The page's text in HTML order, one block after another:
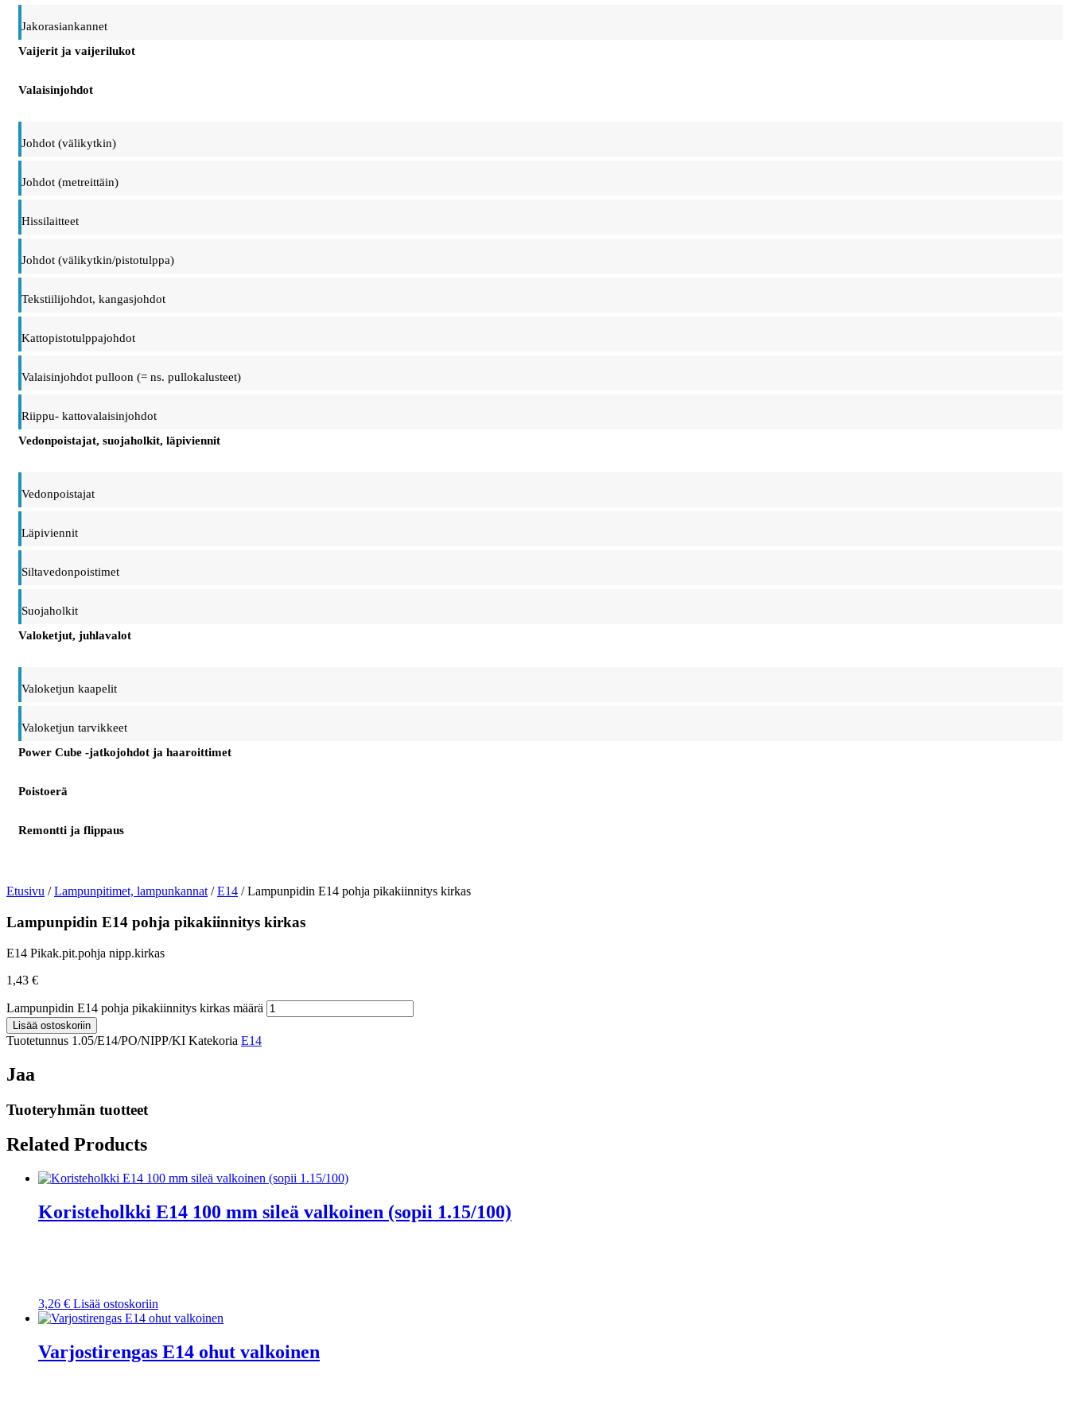
Jakorasiankannet
Vaijerit ja vaijerilukot
Valaisinjohdot
Johdot (välikytkin)
Johdot (metreittäin)
Hissilaitteet
Johdot (välikytkin/pistotulppa)
Tekstiilijohdot, kangasjohdot
Kattopistotulppajohdot
Valaisinjohdot pulloon (= ns. pullokalusteet)
Riippu- kattovalaisinjohdot
Vedonpoistajat, suojaholkit, läpiviennit
Vedonpoistajat
Läpiviennit
Siltavedonpoistimet
Suojaholkit
Valoketjut, juhlavalot
Valoketjun kaapelit
Valoketjun tarvikkeet
Power Cube -jatkojohdot ja haaroittimet
Poistoerä
Remontti ja flippaus
Etusivu /Lampunpitimet, lampunkannat /E14 / Lampunpidin E14 pohja pikakiinnitys kirkas
Lampunpidin E14 pohja pikakiinnitys kirkas
E14 Pikak.pit.pohja nipp.kirkas
1,43 €
Lampunpidin E14 pohja pikakiinnitys kirkas määrä
Lisää ostoskoriin
Tuotetunnus 1.05/E14/PO/NIPP/KI Katekoria E14
Jaa
Tuoteryhmän tuotteet
Related Products
Koristeholkki E14 100 mm sileä valkoinen (sopii 1.15/100)
3,26 € Lisää ostoskoriin
Varjostirengas E14 ohut valkoinen